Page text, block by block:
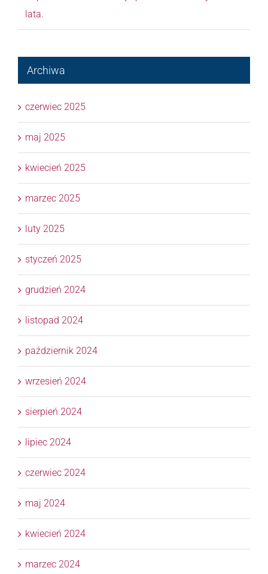
lata.
Archiwa
czerwiec 2025
maj 2025
kwiecień 2025
marzec 2025
luty 2025
styczeń 2025
grudzień 2024
listopad 2024
październik 2024
wrzesień 2024
sierpień 2024
lipiec 2024
czerwiec 2024
maj 2024
kwiecień 2024
marzec 2024